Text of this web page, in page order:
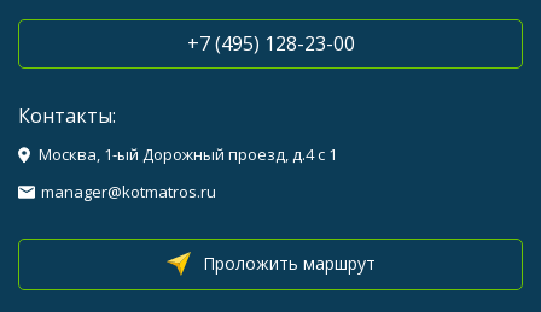
+7 (495) 128-23-00
Контакты:
Москва, 1-ый Дорожный проезд, д.4 с 1
manager@kotmatros.ru
Проложить маршрут